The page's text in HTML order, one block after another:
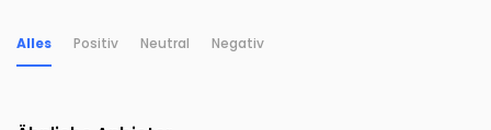
Alles Positiv Neutral Negativ